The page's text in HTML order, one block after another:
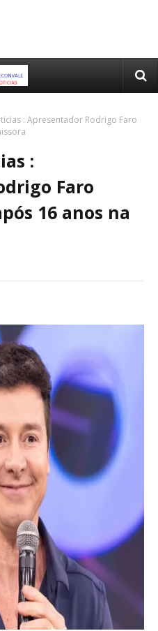
: Apresentador Rodrigo Faro
:
Faro
16 anos na